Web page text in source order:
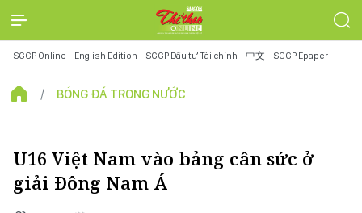
SGGP Online English Edition SGGP Đầu tư Tài chính 中文 SGGP Epaper
BÓNG ĐÁ TRONG NƯỚC
U16 Việt Nam vào bảng cân sức ở
giải Đông Nam Á